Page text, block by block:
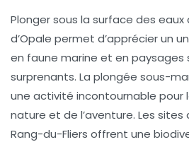
Plonger sous la surface des
d’Opale permet d’apprécier un
en faune marine et en paysages
surprenants. La plongée sous-
une activité incontournable pour
nature et de l’aventure. Les
Rang-du-Fliers offrent une